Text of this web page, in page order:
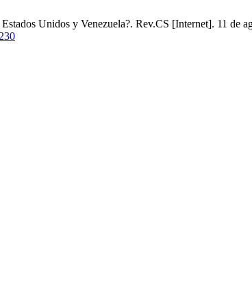
Unidos y Venezuela?. Rev.CS [Internet]. 11 de